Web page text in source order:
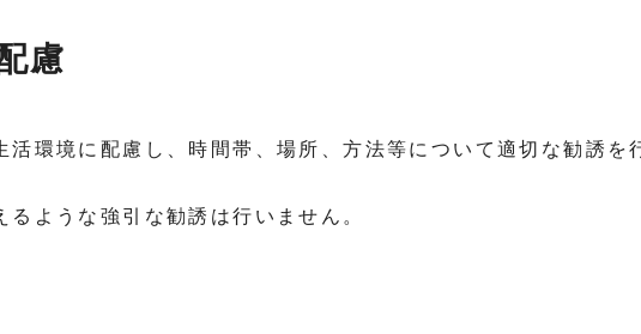
慮
活環境に配慮し、時間帯、場所、方法等について適切な勧誘を
ような強引な勧誘は行いません。